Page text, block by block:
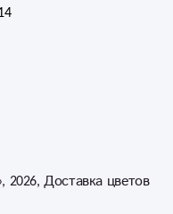
Доставка цветов